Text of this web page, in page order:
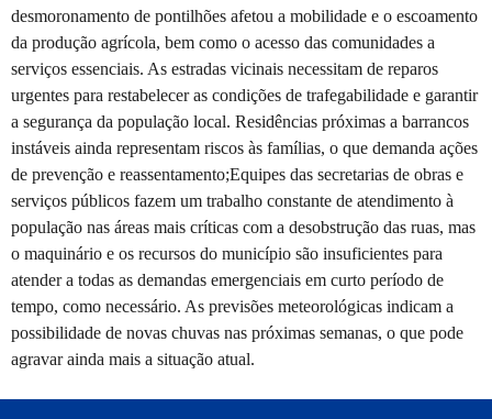
desmoronamento de pontilhões afetou a mobilidade e o escoamento
da produção agrícola, bem como o acesso das comunidades a
serviços essenciais. As estradas vicinais necessitam de reparos
urgentes para restabelecer as condições de trafegabilidade e garantir
a segurança da população local. Residências próximas a barrancos
instáveis ainda representam riscos às famílias, o que demanda ações
de prevenção e reassentamento;Equipes das secretarias de obras e
serviços públicos fazem um trabalho constante de atendimento à
população nas áreas mais críticas com a desobstrução das ruas, mas
o maquinário e os recursos do município são insuficientes para
atender a todas as demandas emergenciais em curto período de
tempo, como necessário. As previsões meteorológicas indicam a
possibilidade de novas chuvas nas próximas semanas, o que pode
agravar ainda mais a situação atual.